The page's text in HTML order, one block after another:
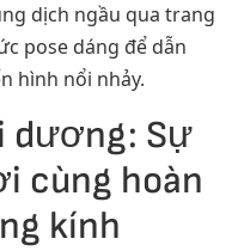
dịch ngầu qua trang
pose dáng để dẫn
hình nổi nhảy.
dương: Sự
cùng hoàn
kính